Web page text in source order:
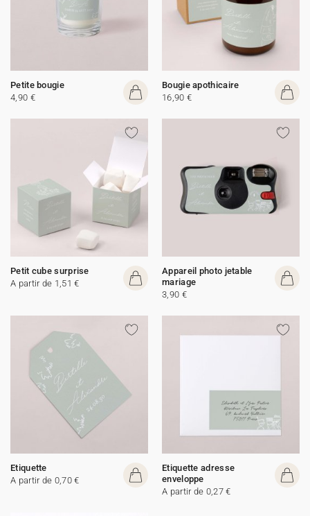
Petite bougie
4,90 €
Bougie apothicaire
16,90 €
Petit cube surprise
A partir de 1,51 €
Appareil photo jetable
mariage
3,90 €
Etiquette
A partir de 0,70 €
Etiquette adresse
enveloppe
A partir de 0,27 €